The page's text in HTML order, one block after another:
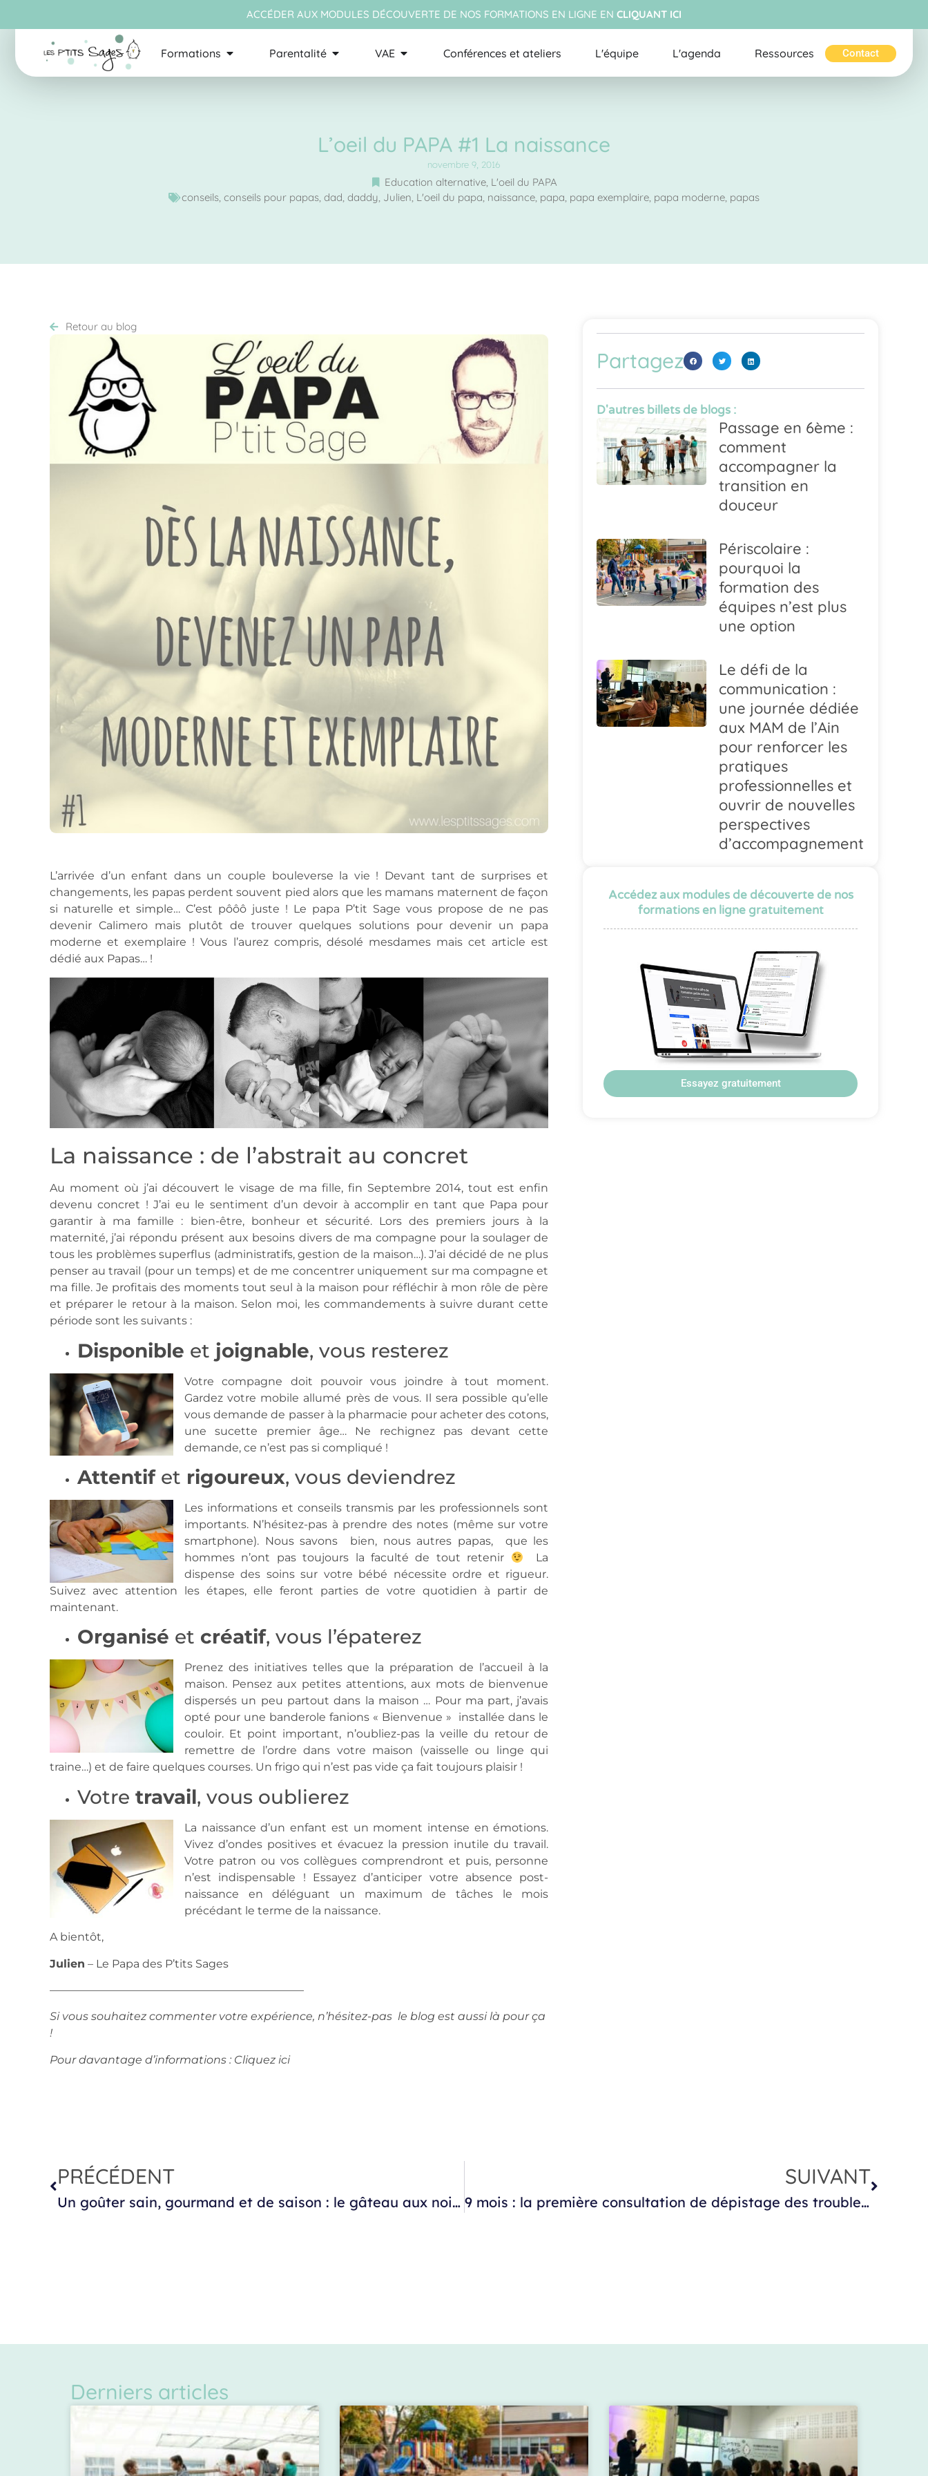
ACCÉDER AUX MODULES DÉCOUVERTE DE NOS FORMATIONS EN LIGNE EN CLIQUANT ICI
Formations Parentalité VAE Conférences et ateliers L'équipe L'agenda Ressources Contact
L’oeil du PAPA #1 La naissance
novembre 9, 2016
Education alternative, L'oeil du PAPA
conseils conseils pour papas dad daddy Julien L'oeil du papa naissance papa papa exemplaire papa moderne papas
Retour au blog
L’arrivée d’un enfant dans un couple bouleverse la vie ! Devant tant de surprises et
changements, les papas perdent souvent pied alors que les mamans maternent de façon
si naturelle et simple… C’est pôôô juste ! Le papa P’tit Sage vous propose de ne pas
devenir Calimero mais plutôt de trouver quelques solutions pour devenir un papa
moderne et exemplaire ! Vous l’aurez compris, désolé mesdames mais cet article est
dédié aux Papas… !
La naissance : de l’abstrait au concret
Au moment où j’ai découvert le visage de ma fille, fin Septembre 2014, tout est enfin
devenu concret ! J’ai eu le sentiment d’un devoir à accomplir en tant que Papa pour
garantir à ma famille : bien-être, bonheur et sécurité. Lors des premiers jours à la
maternité, j’ai répondu présent aux besoins divers de ma compagne pour la soulager de
tous les problèmes superflus (administratifs, gestion de la maison…). J’ai décidé de ne plus
penser au travail (pour un temps) et de me concentrer uniquement sur ma compagne et
ma fille. Je profitais des moments tout seul à la maison pour réfléchir à mon rôle de père
et préparer le retour à la maison. Selon moi, les commandements à suivre durant cette
période sont les suivants :
Disponible et joignable, vous resterez
Votre compagne doit pouvoir vous joindre à tout moment.
Gardez votre mobile allumé près de vous. Il sera possible qu’elle
vous demande de passer à la pharmacie pour acheter des cotons,
une sucette premier âge… Ne rechignez pas devant cette
demande, ce n’est pas si compliqué !
Attentifet rigoureux, vous deviendrez
Les informations et conseils transmis par les professionnels sont
importants. N’hésitez-pas à prendre des notes (même sur votre
smartphone). Nous savons bien, nous autres papas, que les
hommes n’ont pas toujours la faculté de tout retenir
La
dispense des soins sur votre bébé nécessite ordre et rigueur.
Suivez avec attention les étapes, elle feront parties de votre quotidien à partir de
maintenant.
Organisé et créatif, vous l’épaterez
Prenez des initiatives telles que la préparation de l’accueil à la
maison. Pensez aux petites attentions, aux mots de bienvenue
dispersés un peu partout dans la maison … Pour ma part, j’avais
opté pour une banderole fanions « Bienvenue » installée dans le
couloir. Et point important, n’oubliez-pas la veille du retour de
remettre de l’ordre dans votre maison (vaisselle ou linge qui
traine…) et de faire quelques courses. Un frigo qui n’est pas vide ça fait toujours plaisir !
Votre travail, vous oublierez
La naissance d’un enfant est un moment intense en émotions.
Vivez d’ondes positives et évacuez la pression inutile du travail.
Votre patron ou vos collègues comprendront et puis, personne
n’est indispensable ! Essayez d’anticiper votre absence post-
naissance en déléguant un maximum de tâches le mois
précédant le terme de la naissance.
A bientôt,
Julien – Le Papa des P’tits Sages
———————————————————————
Si vous souhaitez commenter votre expérience, n’hésitez-pas le blog est aussi là pour ça
!
Pour davantage d’informations : Cliquez ici
Partagez
D'autres billets de blogs :
Passage en 6ème :
comment
accompagner la
transition en
douceur
Périscolaire :
pourquoi la
formation des
équipes n’est plus
une option
Le défi de la
communication :
une journée dédiée
aux MAM de l’Ain
pour renforcer les
pratiques
professionnelles et
ouvrir de nouvelles
perspectives
d’accompagnement
Accédez aux modules de découverte de nos
formations en ligne gratuitement
Essayez gratuitement
PRÉCÉDENT
Un goûter sain, gourmand et de saison : le gâteau aux noix !
SUIVANT
9 mois : la première consultation de dépistage des troubles visuels ?
Derniers articles